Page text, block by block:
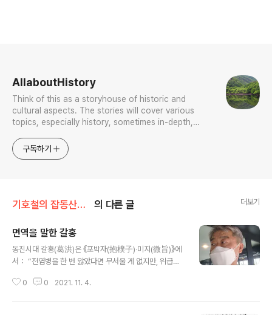
AllaboutHistory
Think of this as a storyhouse of historic and
cultural aspects. The stories will cover various
topics, especially history, sometimes in-depth,
approach will be to resist any common sense or
generalized viewpoint
구독하기
기호철의 잡동산이雜同散異 의 다른 글 더보기
면역을 말한 갈홍
동진시대 갈홍(葛洪)은 《포박자(抱樸子)‧미지(微旨)》에
서： “전염병을 한 번 앓았다면 무서울 게 없지만, 위급한
不畏， 遇急難則隱形。]”고 했다. 경험으로 면역을 알
0 0 2021. 11. 4.